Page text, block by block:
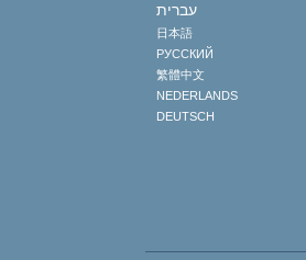
עברית
日本語
РУССКИЙ
繁體中文
NEDERLANDS
DEUTSCH